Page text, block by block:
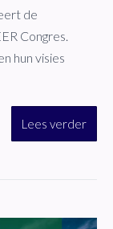
de
Congres.
hun visies
Lees verder